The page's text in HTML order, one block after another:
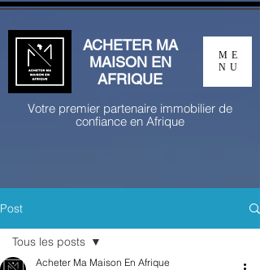
ACHETER MA
MAISON EN
AFRIQUE
Votre premier partenaire immobilier de
confiance en Afrique
ME
NU
Post
Tous les posts
Acheter Ma Maison En Afrique